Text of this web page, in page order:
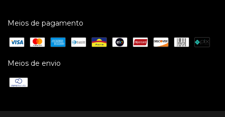
Meios de pagamento
Meios de envio